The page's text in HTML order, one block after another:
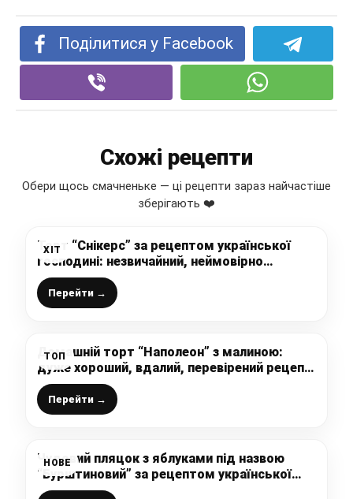
Поділитися у Facebook
Схожі рецепти
Обери щось смачненьке — ці рецепти зараз найчастіше
зберігають ❤️
ХІТ
Торт “Снікерс” за рецептом української
господині: незвичайний, неймовірно
смачний і красивий тортик до чаю
Перейти →
ТОП
Домашній торт “Наполеон” з малиною:
дуже хороший, вдалий, перевірений рецепт
найсмачнішого, найніжнішого тортика
Перейти →
НОВЕ
Чудовий пляцок з яблуками під назвою
“Бурштиновий” за рецептом української
господині